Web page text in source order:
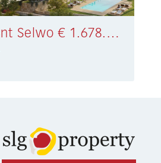
Appartement Selwo € 1.678.770,-